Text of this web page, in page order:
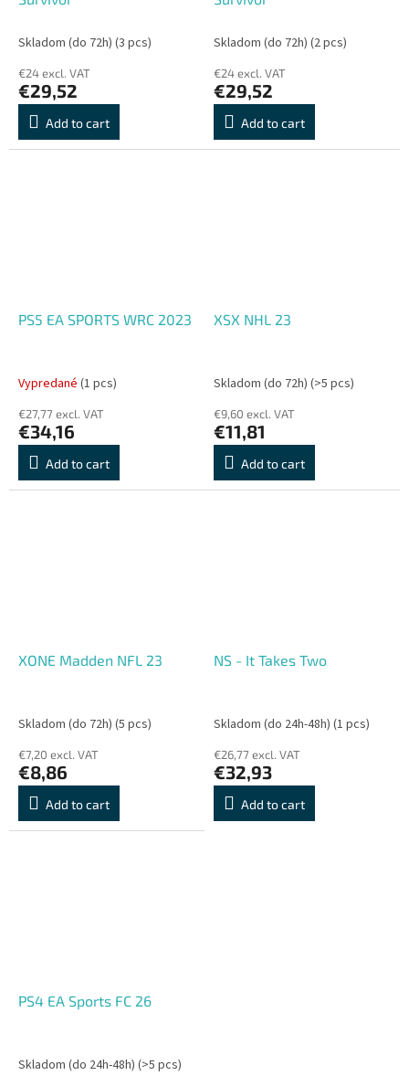
Skladom (do 72h) (3 pcs)
€24 excl. VAT
€29,52
Add to cart
Skladom (do 72h) (2 pcs)
€24 excl. VAT
€29,52
Add to cart
PS5 EA SPORTS WRC 2023
Vypredané (1 pcs)
€27,77 excl. VAT
€34,16
Add to cart
XSX NHL 23
Skladom (do 72h) (>5 pcs)
€9,60 excl. VAT
€11,81
Add to cart
XONE Madden NFL 23
Skladom (do 72h) (5 pcs)
€7,20 excl. VAT
€8,86
Add to cart
NS - It Takes Two
Skladom (do 24h-48h) (1 pcs)
€26,77 excl. VAT
€32,93
Add to cart
PS4 EA Sports FC 26
Skladom (do 24h-48h) (>5 pcs)